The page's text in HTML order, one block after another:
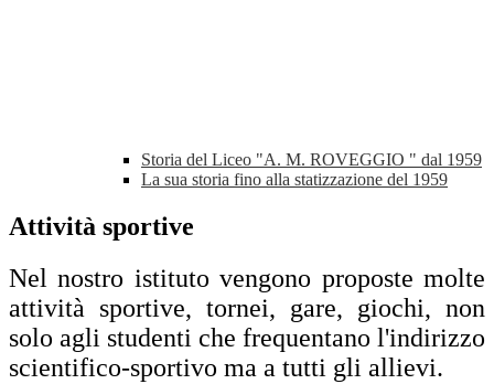
Storia del Liceo "A. M. ROVEGGIO " dal 1959
La sua storia fino alla statizzazione del 1959
Attività sportive
Nel nostro istituto vengono proposte molte
attività sportive, tornei, gare, giochi, non
solo agli studenti che frequentano l'indirizzo
scientifico-sportivo ma a tutti gli allievi.